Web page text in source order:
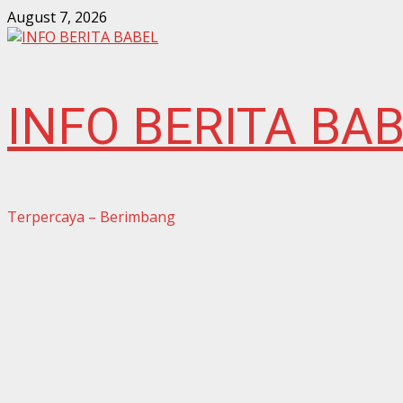
Skip
to
August 7, 2026
INFO BERITA
Terpercaya – Berimbang